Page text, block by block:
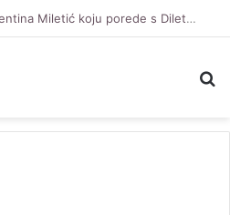
Hrvatska voditeljica Valentina Miletić koju porede s Dilettom Leotom oduševila pozirajući u bikiniju